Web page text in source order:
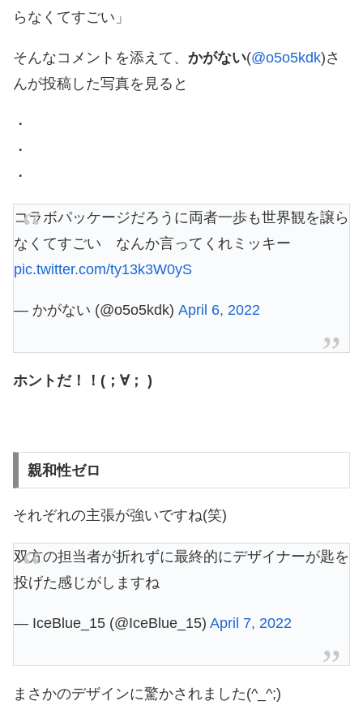
らなくてすごい」
そんなコメントを添えて、 かがない(@o5o5kdk)さ
んが投稿した写真を見ると
・
・
・
コラボパッケージだろうに両者一歩も世界観を譲ら
なくてすごい なんか言ってくれミッキー
pic.twitter.com/ty13k3W0yS
— かがない (@o5o5kdk) April 6, 2022
ホントだ！！(；∀； )
親和性ゼロ
それぞれの主張が強いですね(笑)
双方の担当者が折れずに最終的にデザイナーが匙を
投げた感じがしますね
— IceBlue_15 (@IceBlue_15) April 7, 2022
まさかのデザインに驚かされました(^_^;)